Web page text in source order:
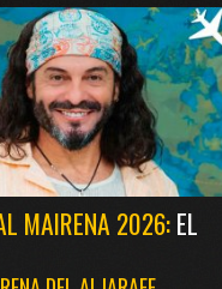
MAIRENA 2026:EL